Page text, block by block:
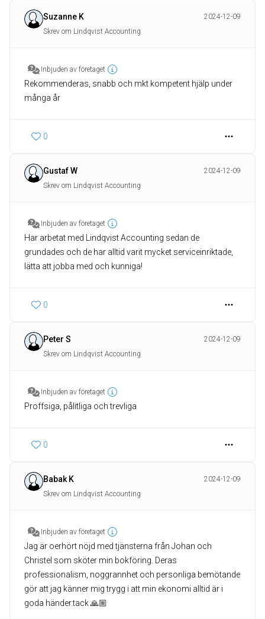
Suzanne K
2024-12-09
Skrev om Lindqvist Accounting
Inbjuden av företaget
Rekommenderas, snabb och mkt kompetent hjälp under
många år
0
Gustaf W
2024-12-09
Skrev om Lindqvist Accounting
Inbjuden av företaget
Har arbetat med Lindqvist Accounting sedan de
grundades och de har alltid varit mycket serviceinriktade,
lätta att jobba med och kunniga!
0
Peter S
2024-12-09
Skrev om Lindqvist Accounting
Inbjuden av företaget
Proffsiga, pålitliga och trevliga
0
Babak K
2024-12-09
Skrev om Lindqvist Accounting
Inbjuden av företaget
Jag är oerhört nöjd med tjänsterna från Johan och
Christel som sköter min bokföring. Deras
professionalism, noggrannhet och personliga bemötande
gör att jag känner mig trygg i att min ekonomi alltid är i
goda händer.tack 🙏🏼